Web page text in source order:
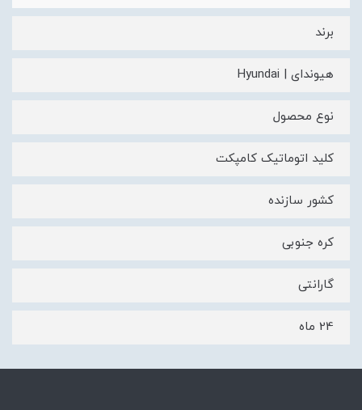
برند
هیوندای | Hyundai
نوع محصول
کلید اتوماتیک کامپکت
کشور سازنده
کره جنوبی
گارانتی
24 ماه